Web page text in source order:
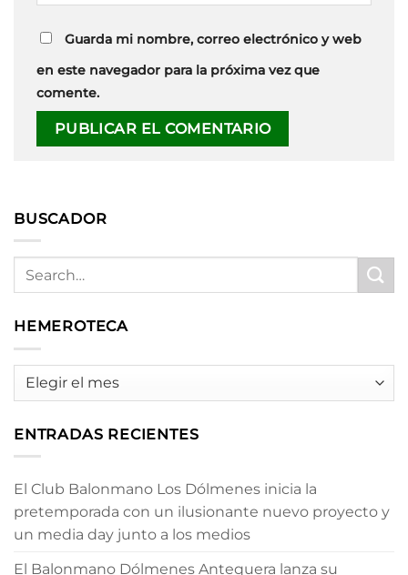
Guarda mi nombre, correo electrónico y web
en este navegador para la próxima vez que
comente.
BUSCADOR
HEMEROTECA
HEMEROTECA
ENTRADAS RECIENTES
El Club Balonmano Los Dólmenes inicia la
pretemporada con un ilusionante nuevo proyecto y
un media day junto a los medios
El Balonmano Dólmenes Antequera lanza su